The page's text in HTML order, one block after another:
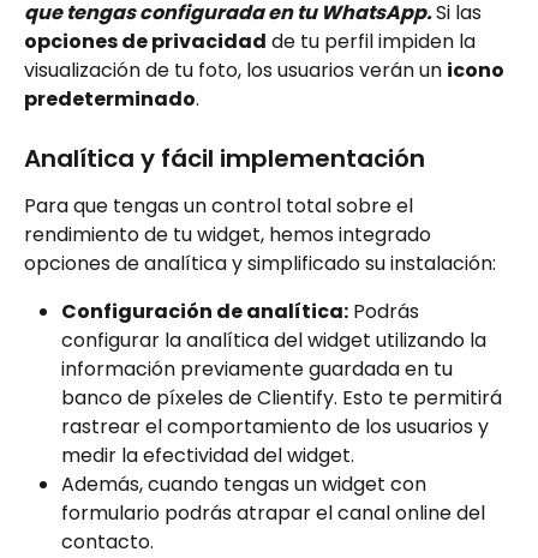
que tengas configurada en tu WhatsApp. Si las
opciones de privacidad de tu perfil impiden la
visualización de tu foto, los usuarios verán un icono
predeterminado.
Analítica y fácil implementación
Para que tengas un control total sobre el
rendimiento de tu widget, hemos integrado
opciones de analítica y simplificado su instalación:
Configuración de analítica: Podrás
configurar la analítica del widget utilizando la
información previamente guardada en tu
banco de píxeles de Clientify. Esto te permitirá
rastrear el comportamiento de los usuarios y
medir la efectividad del widget.
Además, cuando tengas un widget con
formulario podrás atrapar el canal online del
contacto.